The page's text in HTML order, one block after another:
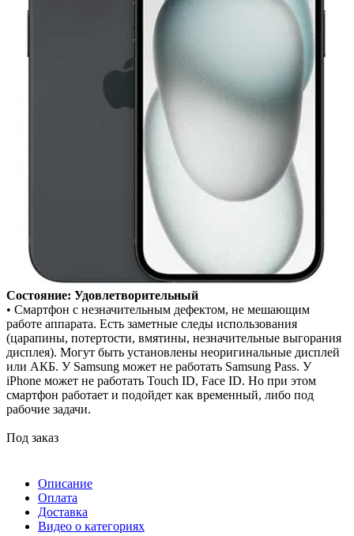
Состояние: Удовлетворительный
• Смартфон с незначительным дефектом, не мешающим
работе аппарата. Есть заметные следы использования
(царапины, потертости, вмятины, незначительные выгорания
дисплея). Могут быть установлены неоригинальные дисплей
или АКБ. У Samsung может не работать Samsung Pass. У
iPhone может не работать Touch ID, Face ID. Но при этом
смартфон работает и подойдет как временный, либо под
рабочие задачи.
Под заказ
Описание
Оплата
Доставка
Видео о категориях